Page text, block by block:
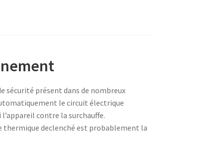
sécurité présent dans de nombreux
le circuit électrique
contre la surchauffe.
thermique declenché est probablement la